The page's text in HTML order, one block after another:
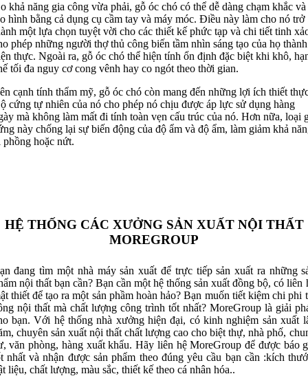
khả năng gia công vừa phải, gỗ óc chó có thể dễ dàng chạm khắc và
hình bằng cả dụng cụ cầm tay và máy móc. Điều này làm cho nó trở
một lựa chọn tuyệt vời cho các thiết kế phức tạp và chi tiết tinh
phép những người thợ thủ công biến tầm nhìn sáng tạo của họ thành
thực. Ngoài ra, gỗ óc chó thể hiện tính ổn định đặc biệt khi khô,
tối đa nguy cơ cong vênh hay co ngót theo thời gian.
cạnh tính thẩm mỹ, gỗ óc chó còn mang đến những lợi ích thiết
cứng tự nhiên của nó cho phép nó chịu được áp lực sử dụng hàng
mà không làm mất đi tính toàn vẹn cấu trúc của nó. Hơn nữa, loại
này chống lại sự biến động của độ ẩm và độ ẩm, làm giảm khả
phồng hoặc nứt.
HỆ THỐNG CÁC XƯỞNG SẢN XUẤT NỘI THẤT
MOREGROUP
đang tìm một nhà máy sản xuất để trực tiếp sản xuất ra những
nội thất bạn cần? Bạn cần một hệ thống sản xuất đồng bộ, có liên
thiết để tạo ra một sản phầm hoàn hảo? Bạn muốn tiết kiệm chi phi
nội thất mà chất lượng công trình tốt nhất? MoreGroup là giải
bạn. Với hệ thống nhà xưởng hiện đại, có kinh nghiệm sản xuất
chuyên sản xuất nội thất chất lượng cao cho biệt thự, nhà phố,
văn phòng, hàng xuất khẩu. Hãy liên hệ MoreGroup để được báo
nhất và nhận được sản phẩm theo đúng yêu cầu bạn cần :kích
liệu, chất lượng, màu sắc, thiết kế theo cá nhân hóa..